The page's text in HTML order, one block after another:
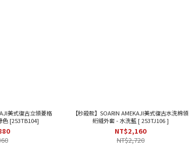
美式復古立領菱格
色 [253TB104]
【秒殺款】SOARIN AMEKAJI美式復古水洗棉領
絎縫外套 - 水洗藍 [ 253TJ106 ]
NT$2,160
NT$2,720